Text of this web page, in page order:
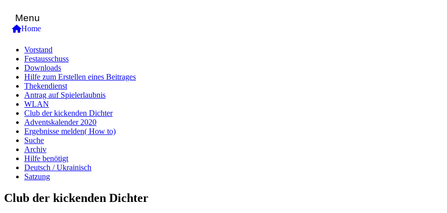
Menu
Home
Vorstand
Festausschuss
Downloads
Hilfe zum Erstellen eines Beitrages
Thekendienst
Antrag auf Spielerlaubnis
WLAN
Club der kickenden Dichter
Adventskalender 2020
Ergebnisse melden( How to)
Suche
Archiv
Hilfe benötigt
Deutsch / Ukrainisch
Satzung
Club der kickenden Dichter